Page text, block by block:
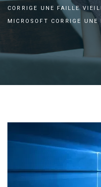
CORRIGE UNE FAILLE
MICROSOFT CORRIGE